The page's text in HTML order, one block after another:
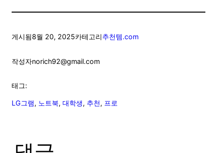
게시됨8월 20, 2025카테고리추천템.com
작성자norich92@gmail.com
태그:
LG그램, 노트북, 대학생, 추천, 프로